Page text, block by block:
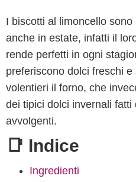
I biscotti al limoncello
anche in estate, infatti il
rende perfetti in ogni
preferiscono dolci freschi
volentieri il forno, che
dei tipici dolci invernali fatti
avvolgenti.
📑 Indice
Ingredienti